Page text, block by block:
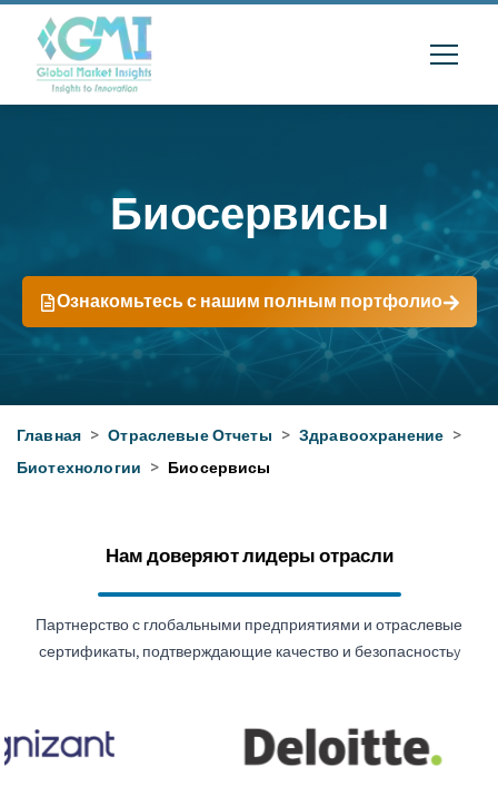
Биосервисы
Ознакомьтесь с нашим полным портфолио
Главная > Отраслевые Отчеты > Здравоохранение >
Биотехнологии > Биосервисы
Нам доверяют лидеры отрасли
Партнерство с глобальными предприятиями и отраслевые
сертификаты, подтверждающие качество и безопасностьy